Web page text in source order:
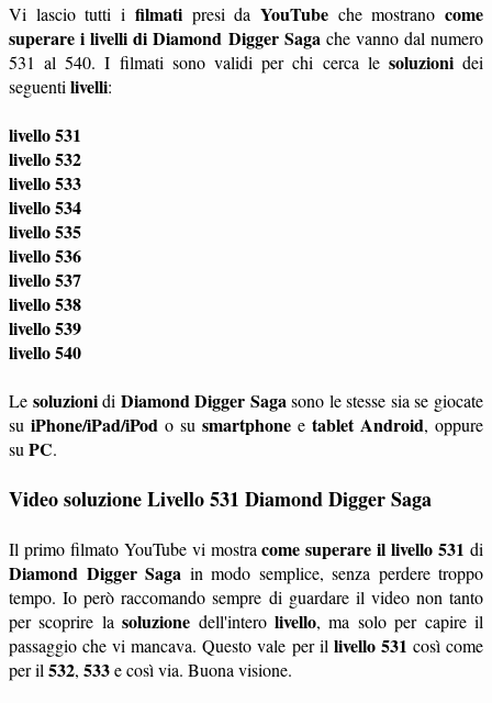
Vi lascio tutti i filmatipresi da YouTubeche mostranocome
superare i livelli di Diamond Digger Sagache vanno dal numero
531 al 540. I filmati sono validi per chi cerca le soluzionidei
seguentilivelli:
livello 531
livello 532
livello 533
livello 534
livello 535
livello 536
livello 537
livello 538
livello 539
livello 540
Le soluzionidi Diamond Digger Sagasono le stesse sia se giocate
su iPhone/iPad/iPod o su smartphone e tablet Android, oppure
suPC.
Video soluzione Livello 531 Diamond Digger Saga
Il primo filmato YouTube vi mostracome superare il livello 531 di
Diamond Digger Saga in modo semplice, senza perdere troppo
tempo. Io però raccomando sempre di guardare il video non tanto
per scoprire lasoluzione dell'interolivello, ma solo per capire il
passaggio che vi mancava. Questo vale per il livello 531 così come
per il532, 533e così via. Buona visione.